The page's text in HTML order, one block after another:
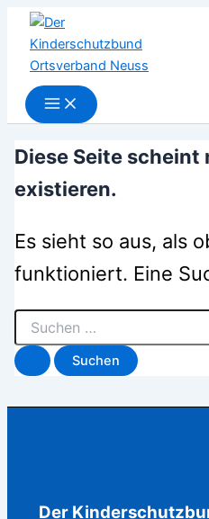
Zum
Inhalt
springen
Diese Seite scheint
existieren.
Es sieht so aus, als
funktioniert. Eine
nach:
Der